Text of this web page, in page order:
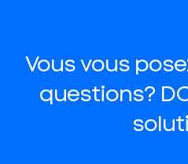
Vous vous
questions?